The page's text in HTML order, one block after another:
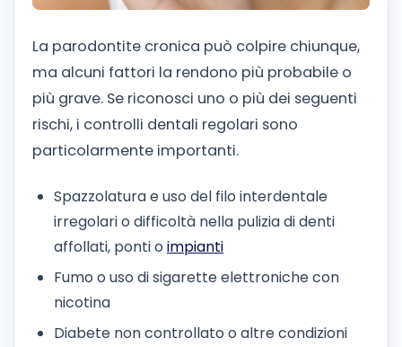
La parodontite cronica può colpire chiunque,
ma alcuni fattori la rendono più probabile o
più grave. Se riconosci uno o più dei seguenti
rischi, i controlli dentali regolari sono
particolarmente importanti.
Spazzolatura e uso del filo interdentale
irregolari o difficoltà nella pulizia di denti
affollati, ponti o impianti
Fumo o uso di sigarette elettroniche con
nicotina
Diabete non controllato o altre condizioni